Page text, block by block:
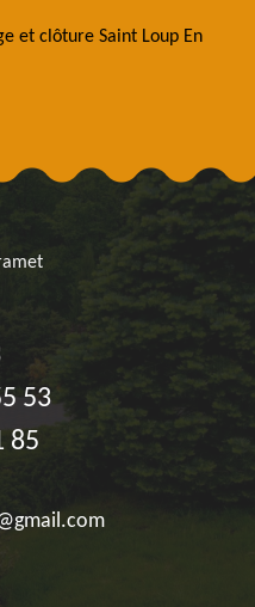
et clôture Saint Loup En
53
85